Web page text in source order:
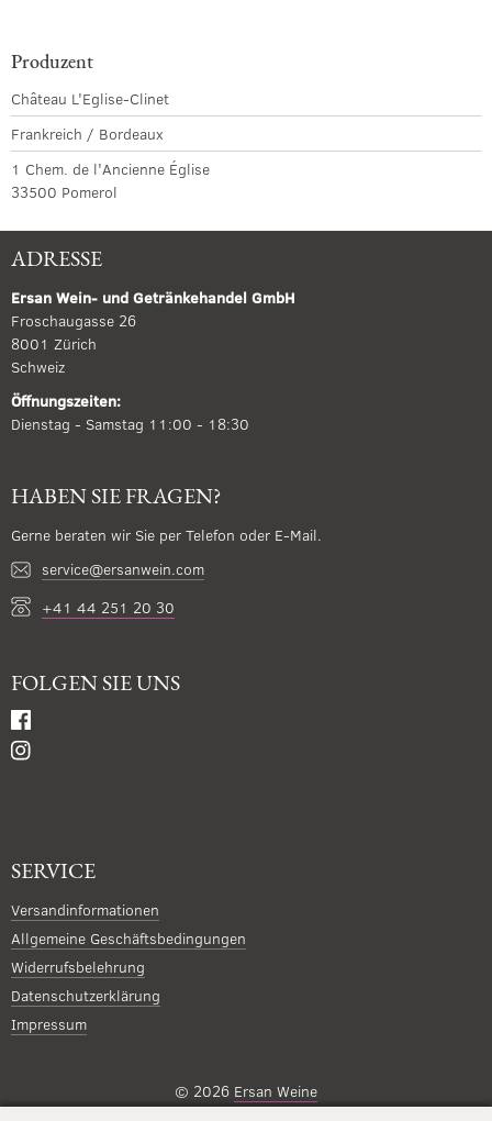
Produzent
Château L'Eglise-Clinet
Frankreich / Bordeaux
1 Chem. de l'Ancienne Église
33500 Pomerol
ADRESSE
Ersan Wein- und Getränkehandel GmbH
Froschaugasse 26
8001 Zürich
Schweiz
Öffnungszeiten:
Dienstag - Samstag 11:00 - 18:30
HABEN SIE FRAGEN?
Gerne beraten wir Sie per Telefon oder E-Mail.
service@ersanwein.com
+41 44 251 20 30
FOLGEN SIE UNS
SERVICE
Versandinformationen
Allgemeine Geschäftsbedingungen
Widerrufsbelehrung
Datenschutzerklärung
Impressum
© 2026 Ersan Weine